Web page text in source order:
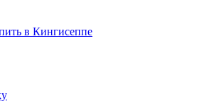
в Кингисеппе